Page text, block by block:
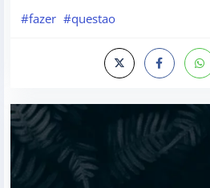
#fazer #questao